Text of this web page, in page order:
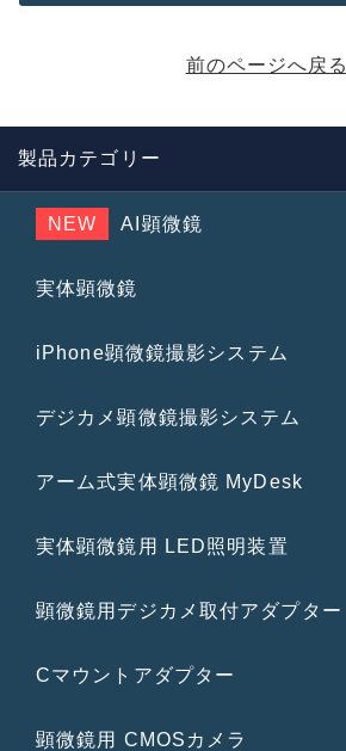
前のページへ戻る
製品カテゴリー
NEW AI顕微鏡
実体顕微鏡
iPhone顕微鏡撮影システム
デジカメ顕微鏡撮影システム
アーム式実体顕微鏡 MyDesk
実体顕微鏡用 LED照明装置
顕微鏡用デジカメ取付アダプター
Cマウントアダプター
顕微鏡用 CMOSカメラ